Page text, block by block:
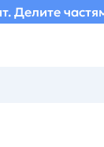
Делите